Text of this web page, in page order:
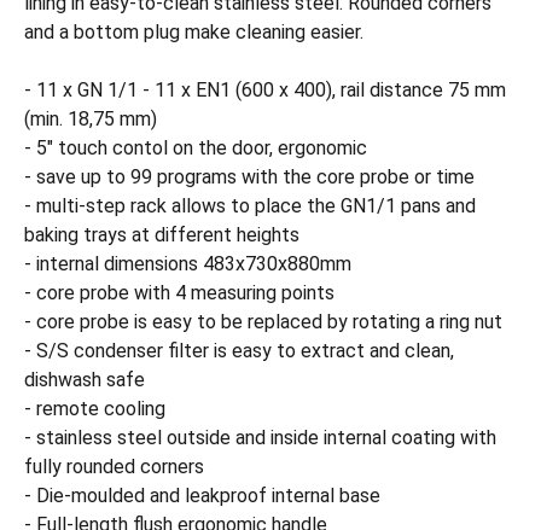
and a bottom plug make cleaning easier.
- 11 x GN 1/1 - 11 x EN1 (600 x 400), rail distance 75 mm
(min. 18,75 mm)
- 5" touch contol on the door, ergonomic
- save up to 99 programs with the core probe or time
- multi-step rack allows to place the GN1/1 pans and
baking trays at different heights
- internal dimensions 483x730x880mm
- core probe with 4 measuring points
- core probe is easy to be replaced by rotating a ring nut
- S/S condenser filter is easy to extract and clean,
dishwash safe
- remote cooling
- stainless steel outside and inside internal coating with
fully rounded corners
- Die-moulded and leakproof internal base
- Full-length flush ergonomic handle